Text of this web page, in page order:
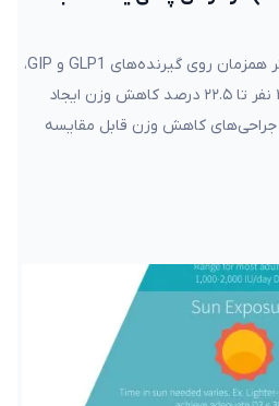
تیرزپاتید (Tirzepatide) با اثر همزمان روی گیرنده‌های GLP1 و GIP،
در پژوهشی روی بیش از ۲۵۰۰ نفر تا ۲۲.۵ درصد کاهش وزن ایجاد
جراحی‌های کاهش وزن قابل مقایسه